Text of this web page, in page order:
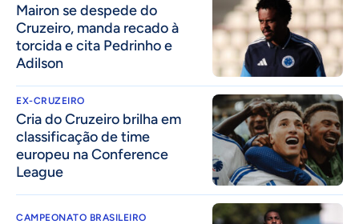
Mairon se despede do
Cruzeiro, manda recado à
torcida e cita Pedrinho e
Adilson
EX-CRUZEIRO
Cria do Cruzeiro brilha em
classificação de time
europeu na Conference
League
CAMPEONATO BRASILEIRO